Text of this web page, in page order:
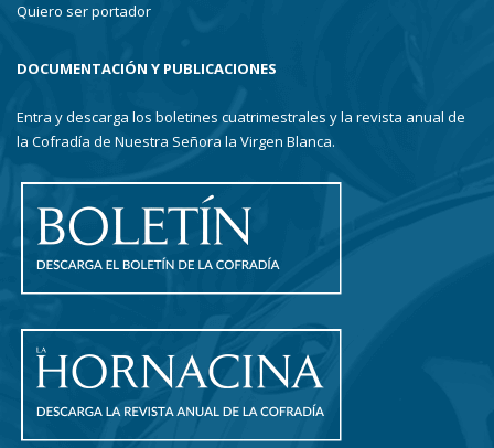
Quiero ser portador
DOCUMENTACIÓN Y PUBLICACIONES
Entra y descarga los boletines cuatrimestrales y la revista anual de
la Cofradía de Nuestra Señora la Virgen Blanca.